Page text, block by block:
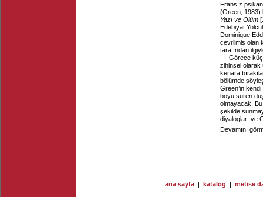
Fransız
(Green, 1983)
Yazı ve Ölüm
Edebiyat
Dominique
çevrilmiş olan
tarafından
Görece
zihinsel olarak
kenara
bölümde
Green’in
boyu süren
olmayacak. Bu
şekilde
diyalogları ve
Devamını
ana sayfa | katalog | metise